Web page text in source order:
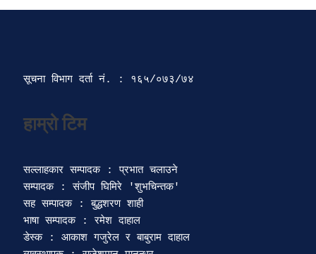
सूचना विभाग दर्ता‍ नं. : १६५/०७३/७४
हाम्रो टिम
सल्लाहकार सम्पादक : प्रभात चलाउने
सम्पादक : संजीप घिमिरे 'शुभचिन्तक'
सह सम्पादक : बुद्धशरण शाही
भाषा सम्पादक : रमेश दाहाल
डेस्क : आकाश गजुरेल र बाबुराम दाहाल